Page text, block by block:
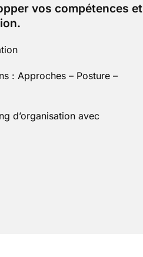
vos compétences et
: Approches – Posture –
d’organisation avec